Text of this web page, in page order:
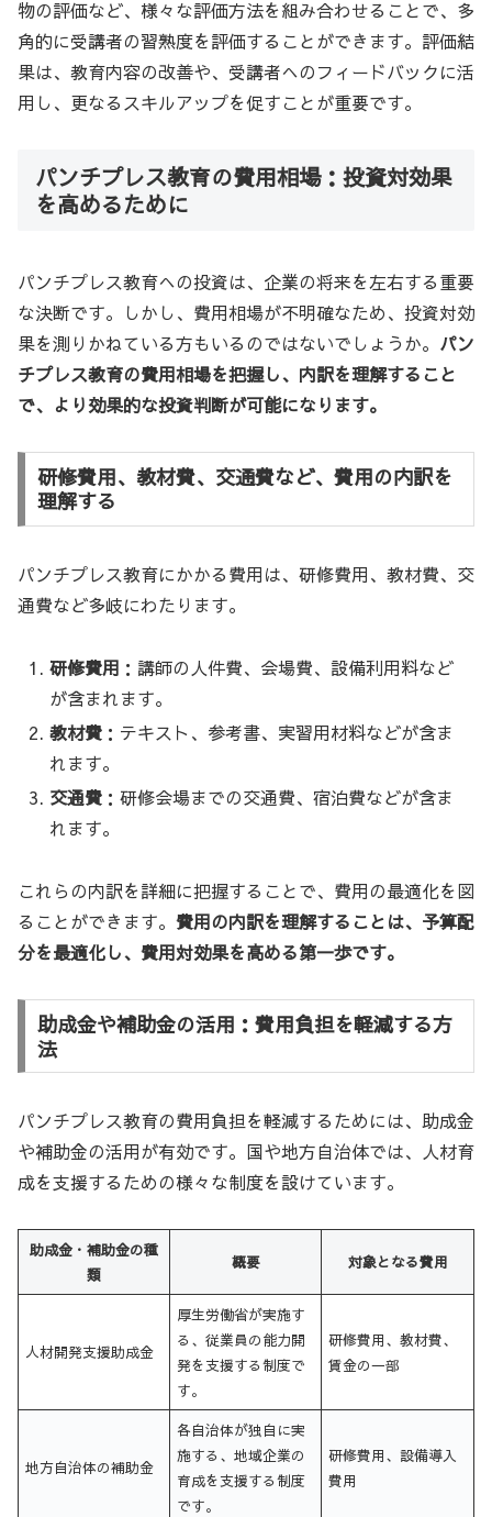
物の評価など、様々な評価方法を組み合わせることで、多
角的に受講者の習熟度を評価することができます。評価結
果は、教育内容の改善や、受講者へのフィードバックに活
用し、更なるスキルアップを促すことが重要です。
パンチプレス教育の費用相場：投資対効果
を高めるために
パンチプレス教育への投資は、企業の将来を左右する重要
な決断です。しかし、費用相場が不明確なため、投資対効
果を測りかねている方もいるのではないでしょうか。 パン
チプレス教育の費用相場を把握し、内訳を理解すること
で、より効果的な投資判断が可能になります。
研修費用、教材費、交通費など、費用の内訳を
理解する
パンチプレス教育にかかる費用は、研修費用、教材費、交
通費など多岐にわたります。
研修費用 ：講師の人件費、会場費、設備利用料など
が含まれます。
教材費 ：テキスト、参考書、実習用材料などが含ま
れます。
交通費 ：研修会場までの交通費、宿泊費などが含ま
れます。
これらの内訳を詳細に把握することで、費用の最適化を図
ることができます。 費用の内訳を理解することは、予算配
分を最適化し、費用対効果を高める第一歩です。
助成金や補助金の活用：費用負担を軽減する方
法
パンチプレス教育の費用負担を軽減するためには、助成金
や補助金の活用が有効です。国や地方自治体では、人材育
成を支援するための様々な制度を設けています。
助成金・補助金の種
類
概要 対象となる費用
人材開発支援助成金
厚生労働省が実施す
る、従業員の能力開
発を支援する制度で
す。
研修費用、教材費、
賃金の一部
地方自治体の補助金
各自治体が独自に実
施する、地域企業の
育成を支援する制度
です。
研修費用、設備導入
費用